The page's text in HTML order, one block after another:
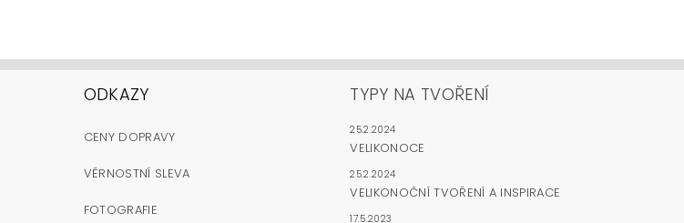
ODKAZY
CENY DOPRAVY
VĚRNOSTNÍ SLEVA
FOTOGRAFIE
TYPY NA TVOŘENÍ
25.2.2024
VELIKONOCE
25.2.2024
VELIKONOČNÍ TVOŘENÍ A INSPIRACE
17.5.2023